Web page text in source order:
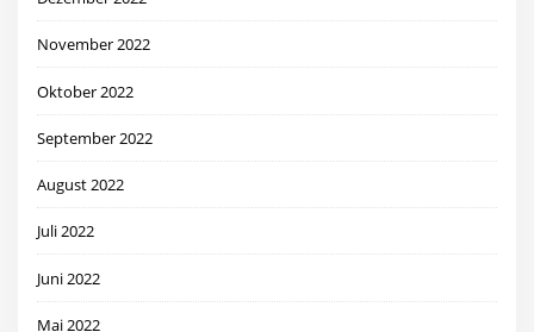
November 2022
Oktober 2022
September 2022
August 2022
Juli 2022
Juni 2022
Mai 2022